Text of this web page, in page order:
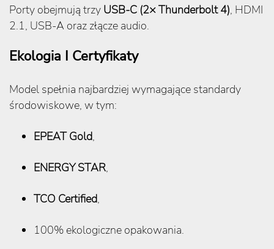
Porty obejmują trzy USB-C (2× Thunderbolt 4), HDMI
2.1, USB-A oraz złącze audio.
Ekologia I Certyfikaty
Model spełnia najbardziej wymagające standardy
środowiskowe, w tym:
EPEAT Gold,
ENERGY STAR,
TCO Certified,
100% ekologiczne opakowania.